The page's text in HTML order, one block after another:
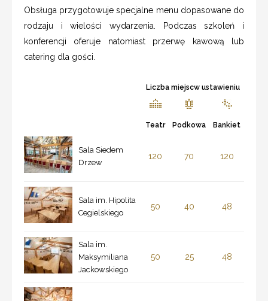
Obsługa przygotowuje specjalne menu dopasowane do
rodzaju i wielości wydarzenia. Podczas szkoleń i
konferencji oferuje natomiast przerwę kawową lub
catering dla gości.
Liczba miejscw ustawieniu
Teatr Podkowa Bankiet
Sala Siedem
Drzew
120 70 120
Sala im. Hipolita
Cegielskiego
50 40 48
Sala im.
Maksymiliana
Jackowskiego
50 25 48